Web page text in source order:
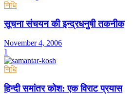
निधि
सूचना संचयन की इन्द्रधनुषी तकनीक
November 4, 2006
1
निधि
हिन्दी समांतर कोश: एक विराट प्रयास